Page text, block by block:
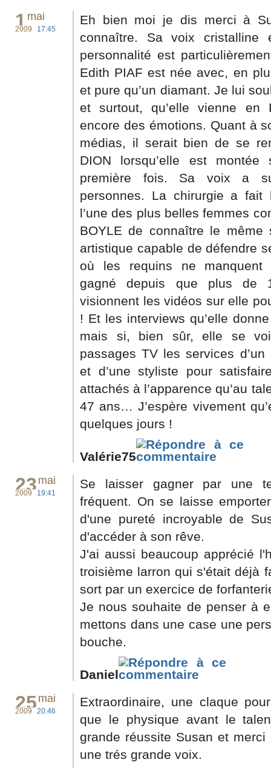
1mai
2009 17:45
Eh bien moi je dis merci à
connaître. Sa voix
personnalité est
Edith PIAF est née avec, en
et pure qu’un diamant. Je lui
et surtout, qu’elle vienne en
encore des émotions. Quant à
médias, il serait bien de se
DION lorsqu’elle est
première fois. Sa voix a
personnes. La chirurgie a fait
l’une des plus belles femmes
BOYLE de connaître le
artistique capable de défendre
où les requins ne manquent
gagné depuis que plus de
visionnent les vidéos sur elle
! Et les interviews qu’elle
mais si, bien sûr, elle se
passages TV les services d’un
et d’une styliste pour
attachés à l’apparence qu’au
47 ans… J’espère vivement
quelques jours !
Valérie75
23 mai
2009 19:41
Se laisser gagner par une
fréquent. On se laisse
d'une pureté incroyable de
d'accéder à son rêve.
J'ai aussi beaucoup apprécié
troisième larron qui s'était déjà
sort par un exercice de
Je nous souhaite de penser à
mettons dans une case une
bouche.
Daniel
25 mai
2009 20:46
Extraordinaire, une claque
que le physique avant le
grande réussite Susan et
une trés grande voix.